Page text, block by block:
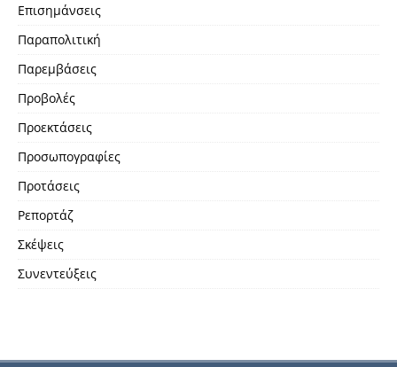
Επισημάνσεις
Παραπολιτική
Παρεμβάσεις
Προβολές
Προεκτάσεις
Προσωπογραφίες
Προτάσεις
Ρεπορτάζ
Σκέψεις
Συνεντεύξεις